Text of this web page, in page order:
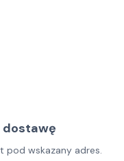
dostawę
pod wskazany adres.